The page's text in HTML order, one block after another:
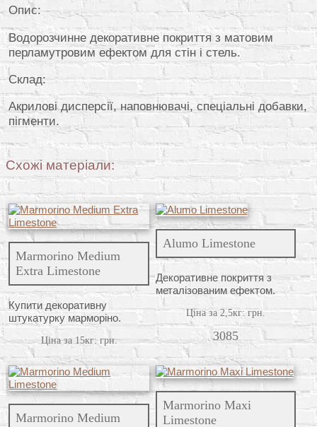
Опис:
Водорозчинне декоративне покриття з матовим
перламутровим ефектом для стін і стель.
Склад:
Акрилові дисперсії, наповнювачі, спеціальні добавки,
пігменти.
Схожі матеріали:
Marmorino Medium
Extra Limestone
Купити декоративну
штукатурку марморіно.
Ціна за 15кг: грн.
Alumo Limestone
Декоративне покриття з
металізованим ефектом.
Ціна за 2,5кг: грн.
3085
Marmorino Medium
Marmorino Maxi
Limestone